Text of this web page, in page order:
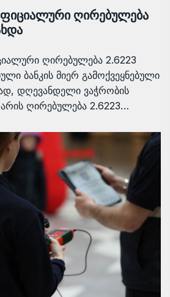
ღირებულება
ღირებულება 2.6223
ბანკის მიერ გამოქვეყნებული
დღევანდელი ვაჭრობის
ღირებულება 2.6223…